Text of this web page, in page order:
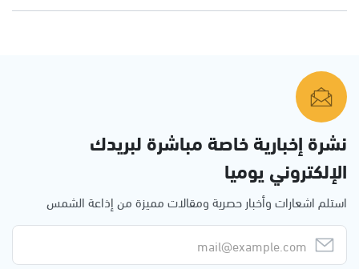
نشرة إخبارية خاصة مباشرة لبريدك
الإلكتروني يوميا
استلم اشعارات وأخبار حصرية ومقالات مميزة من إذاعة الشمس